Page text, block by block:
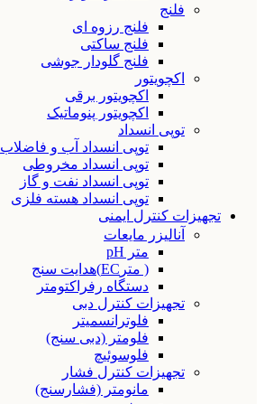
فلنج
فلنج رزوه ای
فلنج ساکتی
فلنج گلودار جوشی
اکچویتور
اکچویتور برقی
اکچویتور پنوماتیک
توپی انسداد
توپی انسداد آب و فاضلاب
توپی انسداد مخروطی
توپی انسداد نفت و گاز
توپی انسداد هسته فلزی
تجهیزات کنترل ایمنی
آنالیزر مایعات
متر pH
( مترEC)هدایت سنج
دستگاه رفراکتومتر
تجهیزات کنترل دبی
فلوترانسمیتر
فلومتر (دبی سنج)
فلوسوئیچ
تجهیزات کنترل فشار
مانومتر (فشارسنج)